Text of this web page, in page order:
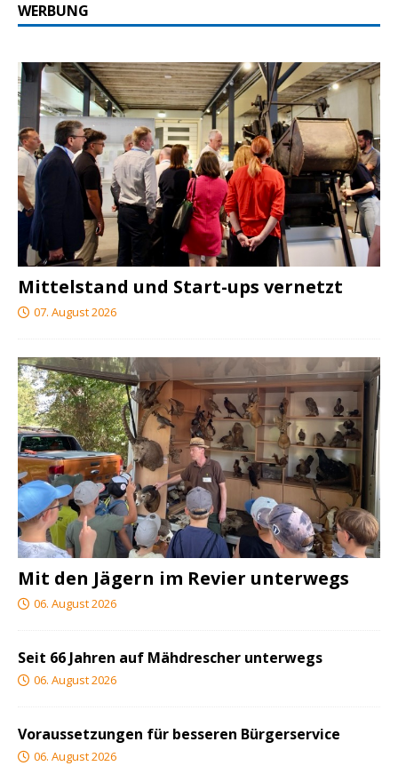
WERBUNG
Mittelstand und Start-ups vernetzt
07. August 2026
Mit den Jägern im Revier unterwegs
06. August 2026
Seit 66 Jahren auf Mähdrescher unterwegs
06. August 2026
Voraussetzungen für besseren Bürgerservice
06. August 2026